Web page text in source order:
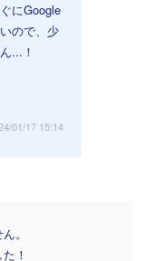
にGoogle
ので、少
...！
01/17 15:14
。
！